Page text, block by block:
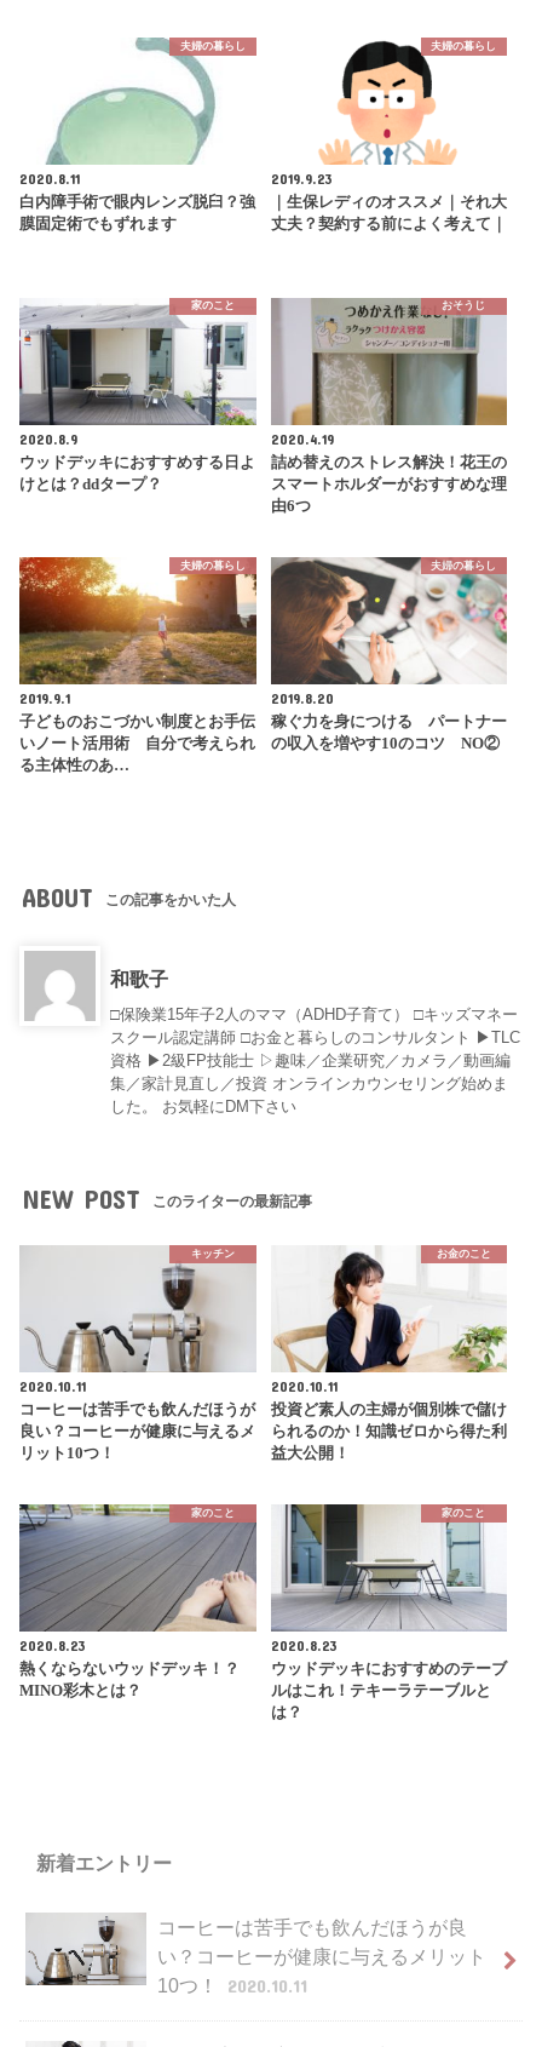
夫婦の暮らし
2020.8.11
白内障手術で眼内レンズ脱臼？強
膜固定術でもずれます
夫婦の暮らし
2019.9.23
｜生保レディのオススメ｜それ大
丈夫？契約する前によく考えて｜
家のこと
2020.8.9
ウッドデッキにおすすめする日よ
けとは？ddタープ？
おそうじ
2020.4.19
詰め替えのストレス解決！花王の
スマートホルダーがおすすめな理
由6つ
夫婦の暮らし
2019.9.1
子どものおこづかい制度とお手伝
いノート活用術 自分で考えられ
る主体性のあ…
夫婦の暮らし
2019.8.20
稼ぐ力を身につける パートナー
の収入を増やす10のコツ NO②
ABOUT この記事をかいた人
和歌子
□保険業15年子2人のママ（ADHD子育て） □キッズマネー
スクール認定講師 □お金と暮らしのコンサルタント ▶︎TLC
資格 ▶︎2級FP技能士 ▷趣味／企業研究／カメラ／動画編
集／家計見直し／投資 オンラインカウンセリング始めま
した。 お気軽にDM下さい
NEW POST このライターの最新記事
キッチン
2020.10.11
コーヒーは苦手でも飲んだほうが
良い？コーヒーが健康に与えるメ
リット10つ！
お金のこと
2020.10.11
投資ど素人の主婦が個別株で儲け
られるのか！知識ゼロから得た利
益大公開！
家のこと
2020.8.23
熱くならないウッドデッキ！？
MINO彩木とは？
家のこと
2020.8.23
ウッドデッキにおすすめのテーブ
ルはこれ！テキーラテーブルと
は？
新着エントリー
コーヒーは苦手でも飲んだほうが良
い？コーヒーが健康に与えるメリット
10つ！
2020.10.11